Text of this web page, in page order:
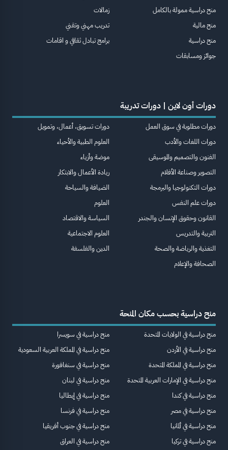
منح دراسية ممولة بالكامل
منح مالية
منح دراسية
جوائز ومسابقات
زمالات
تدريب مهني وتقني
برامج تبادل ثقافي و اقامات
دورات أون لاين | دورات تدريبة
دورات مطلوبة في سوق العمل
دورات اللغات والأدب
الفنون والتصميم والموسيقى
التصوير وصناعة الأفلام
دورات التكنولوجيا والبرمجة
دورات علم النفس
القانون وحقوق الإنسان والجندر
التربية والتدريس
التغذية والرياضة والصحة
الصحافة والإعلام
دورات تسويق، أعمال، وتمويل
العلوم الطبية والأحياء
موضة وأزياء
ريادة الأعمال والابتكار
الضيافة والسياحة
العلوم
السياسة والاقتصاد
العلوم الاجتماعية
الدين والفلسفة
منح دراسية بحسب مكان المنحة
منح دراسية في الولايات المتحدة
منح دراسية في الأردن
منح دراسية في المملكة المتحدة
منح دراسية في الإمارات العربية المتحدة
منح دراسية في كندا
منح دراسية في مصر
منح دراسية في ألمانيا
منح دراسية في تركيا
منح دراسية في سويسرا
منح دراسية في المملكة العربية السعودية
منح دراسية في سنغافورة
منح دراسية في لبنان
منح دراسية في إيطاليا
منح دراسية في فرنسا
منح دراسية في جنوب أفريقيا
منح دراسية في العراق